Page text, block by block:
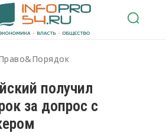
получил
за допрос с